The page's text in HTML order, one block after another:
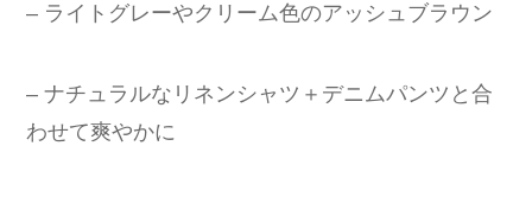
– ライトグレーやクリーム色のアッシュブラウン
– ナチュラルなリネンシャツ＋デニムパンツと合
わせて爽やかに